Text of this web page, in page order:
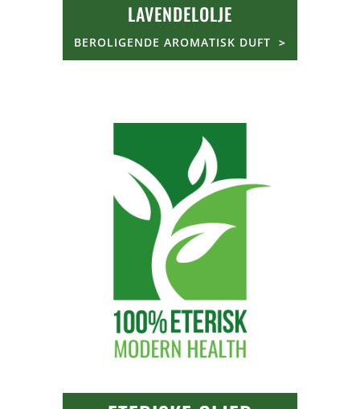
LAVENDELOLJE
BEROLIGENDE AROMATISK DUFT >